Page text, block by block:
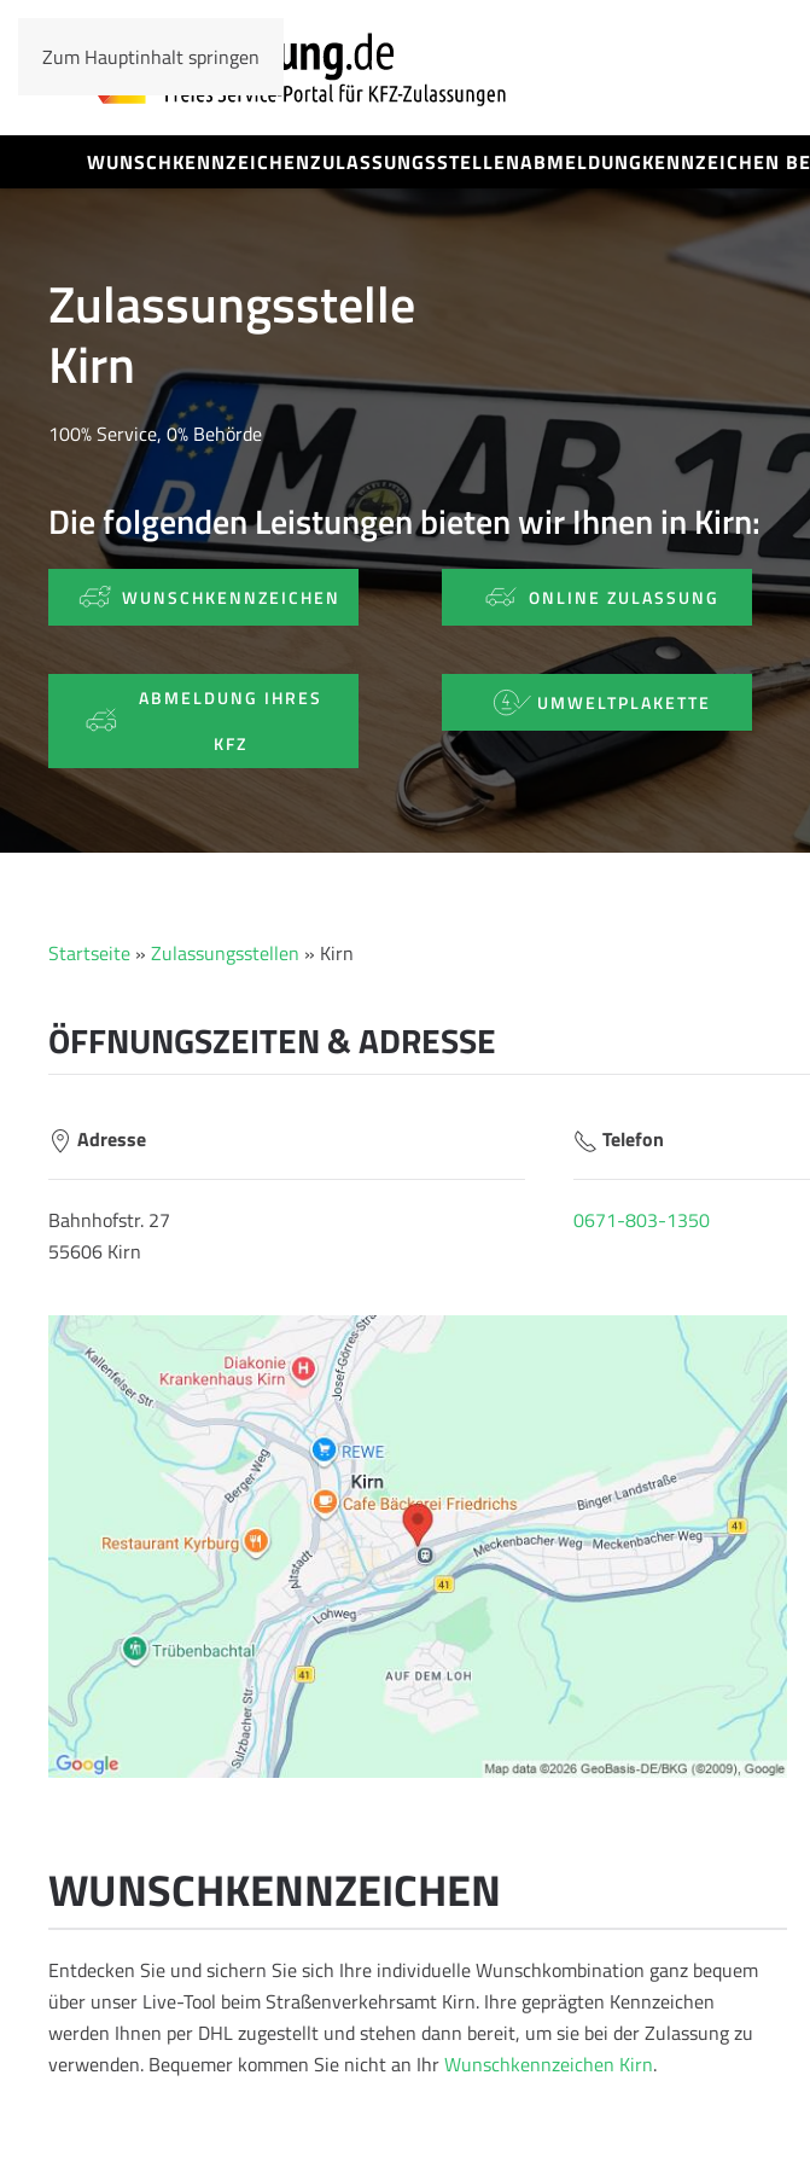
Zum Hauptinhalt springen
WUNSCHKENNZEICHENZULASSUNGSSTELLENABMELDUNGKENNZEICHEN
Zulassungsstelle
Kirn
100% Service, 0% Behörde
Die folgenden Leistungen bieten wir Ihnen in Kirn:
WUNSCHKENNZEICHEN ONLINE ZULASSUNG
ABMELDUNG IHRES
KFZ
UMWELTPLAKETTE
Startseite » Zulassungsstellen » Kirn
ÖFFNUNGSZEITEN & ADRESSE
Adresse
Bahnhofstr. 27
55606 Kirn
Telefon
0671-803-1350
WUNSCHKENNZEICHEN
Entdecken Sie und sichern Sie sich Ihre individuelle Wunschkombination ganz bequem
über unser Live-Tool beim Straßenverkehrsamt Kirn. Ihre geprägten Kennzeichen
werden Ihnen per DHL zugestellt und stehen dann bereit, um sie bei der Zulassung zu
verwenden. Bequemer kommen Sie nicht an IhrWunschkennzeichen Kirn.